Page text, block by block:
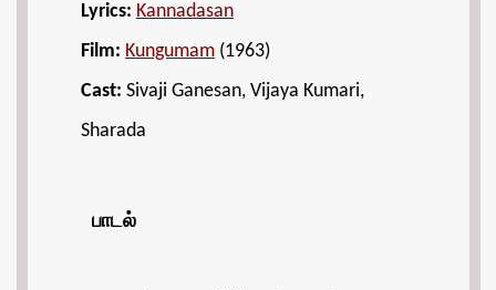
Lyrics: Kannadasan
Film: Kungumam (1963)
Cast: Sivaji Ganesan, Vijaya Kumari,
Sharada
பாடல்